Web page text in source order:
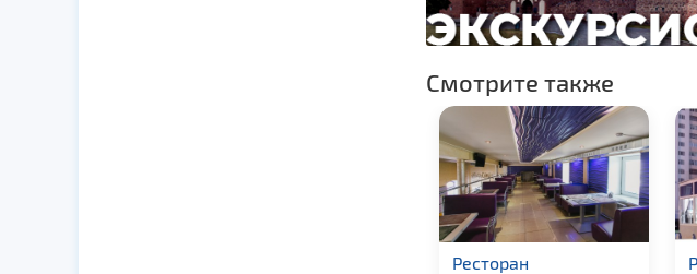
Смотрите также
Ресторан «Другое